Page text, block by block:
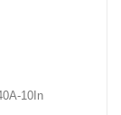
10In